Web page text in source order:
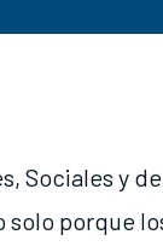
y de
solo porque